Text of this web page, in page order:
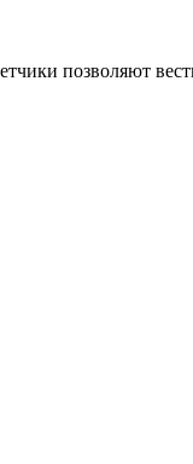
позволяют